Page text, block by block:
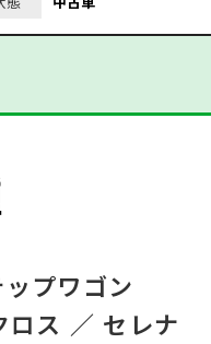
プワゴン
ロス ／ セレナ